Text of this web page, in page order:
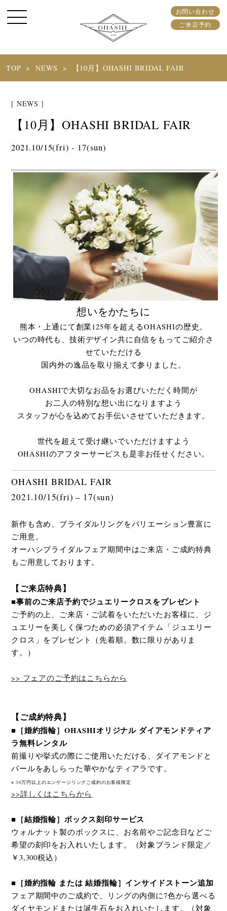
お問い合わせ
ご来店予約
TOP NEWS 【10月】OHASHI BRIDAL FAIR
[ NEWS ]
【10月】OHASHI BRIDAL FAIR
2021.10/15(fri) - 17(sun)
想いをかたちに
熊本・上通にて創業125年を超えるOHASHIの歴史。
いつの時代も、技術デザイン共に自信をもってご紹介さ
せていただける
国内外の逸品を取り揃えて参りました。
OHASHIで大切なお品をお選びいただく時間が
お二人の特別な想い出になりますよう
スタッフが心を込めてお手伝いさせていただきます。
世代を超えて受け継いでいただけますよう
OHASHIのアフターサービスも是非お任せください。
OHASHI BRIDAL FAIR
2021.10/15(fri) – 17(sun)
新作も含め、ブライダルリングをバリエーション豊富に
ご用意。
オーハシブライダルフェア期間中はご来店・ご成約特典
もご用意しております。
【ご来店特典】
■事前のご来店予約でジュエリークロスをプレゼント
ご予約の上、ご来店・ご試着をいただいたお客様に、ジ
ュエリーを美しく保つための必須アイテム「ジュエリー
クロス」をプレゼント（先着順。数に限りがありま
す。）
>> フェアのご予約はこちらから
【ご成約特典】
■［婚約指輪］OHASHIオリジナル ダイアモンドティア
ラ無料レンタル
前撮りや挙式の際にご使用いただける、ダイアモンドと
パールをあしらった華やかなティアラです。
※ 30万円以上のエンゲージリングご成約のお客様限定
>>詳しくはこちらから
■［結婚指輪］ボックス刻印サービス
ウォルナット製のボックスに、お名前やご記念日などご
希望の刻印をお入れいたします。（対象ブランド限定／
￥3,300税込）
■［婚約指輪 または 結婚指輪］インサイドストーン追加
フェア期間中のご成約で、リングの内側に7色から選べる
ダイヤモンドまたは誕生石をお入れいたします。（対象